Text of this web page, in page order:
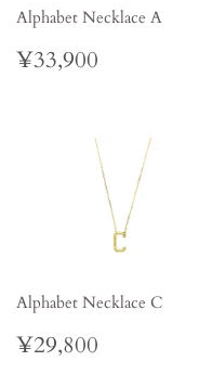
Alphabet Necklace A
Regular
price
¥33,900
Alphabet Necklace C
Regular
price
¥29,800